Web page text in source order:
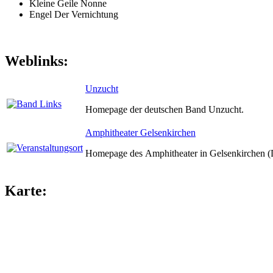
Kleine Geile Nonne
Engel Der Vernichtung
Weblinks:
Unzucht
Homepage der deutschen Band Unzucht.
Amphitheater Gelsenkirchen
Homepage des Amphitheater in Gelsenkirchen
Karte: